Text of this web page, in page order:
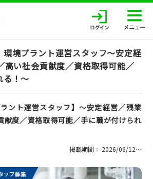
環境プラント運営スタッフ～安定経
高い社会貢献度／資格取得可能／
る！～
ント運営スタッフ】～安定経営／残業
献度／資格取得可能／手に職が付けられ
掲載期間： 2026/06/12〜